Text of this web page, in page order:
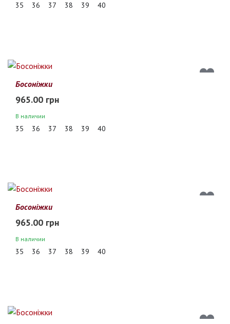
35 36 37 38 39 40
Босоніжки
965.00 грн
В наличии
35 36 37 38 39 40
Босоніжки
965.00 грн
В наличии
35 36 37 38 39 40